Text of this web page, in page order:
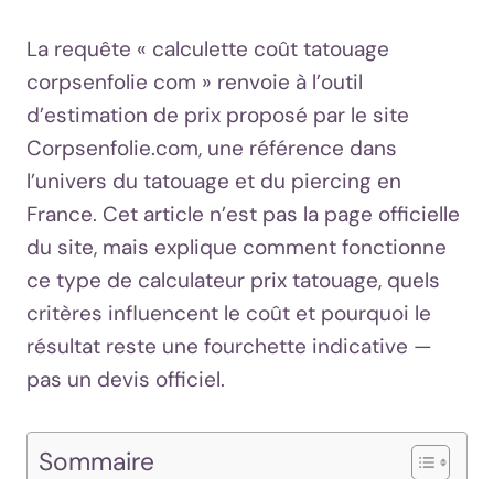
La requête « calculette coût tatouage
corpsenfolie com » renvoie à l’outil
d’estimation de prix proposé par le site
Corpsenfolie.com, une référence dans
l’univers du tatouage et du piercing en
France. Cet article n’est pas la page officielle
du site, mais explique comment fonctionne
ce type de calculateur prix tatouage, quels
critères influencent le coût et pourquoi le
résultat reste une fourchette indicative —
pas un devis officiel.
Sommaire